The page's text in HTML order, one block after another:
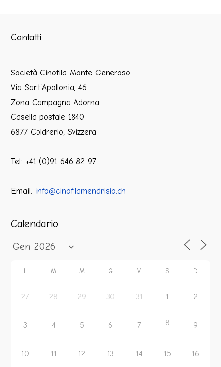
Contatti
Società Cinofila Monte Generoso
Via Sant’Apollonia, 46
Zona Campagna Adorna
Casella postale 1840
6877 Coldrerio, Svizzera
Tel: +41 (0)91 646 82 97
Email: info@cinofilamendrisio.ch
Calendario
L M M G V S D
27 28 29 30 31 1 2
3 4 5 6 7 8 9
10 11 12 13 14 15 16